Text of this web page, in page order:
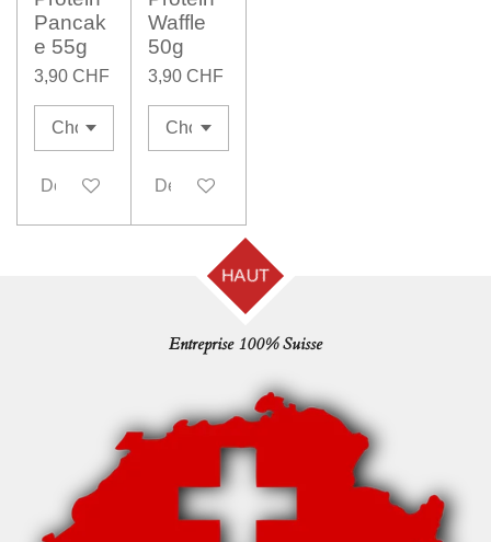
Pancak
e 55g
3,90 CHF
Désactivé
Waffle
50g
3,90 CHF
Désactivé
HAUT
Entreprise 100% Suisse